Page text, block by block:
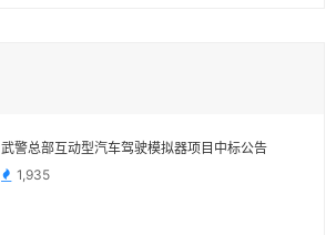
武警总部互动型汽车驾驶模拟器项目中标公告
1,935